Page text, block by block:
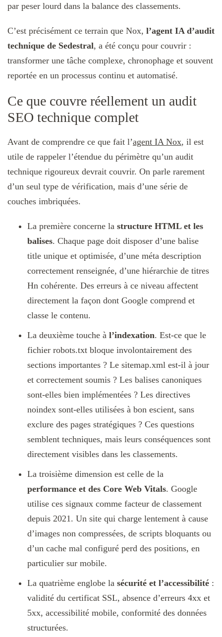
par peser lourd dans la balance des classements.
C’est précisément ce terrain que Nox, l’agent IA d’audit
technique de Sedestral, a été conçu pour couvrir :
transformer une tâche complexe, chronophage et souvent
reportée en un processus continu et automatisé.
Ce que couvre réellement un audit
SEO technique complet
Avant de comprendre ce que fait l’agent IA Nox, il est
utile de rappeler l’étendue du périmètre qu’un audit
technique rigoureux devrait couvrir. On parle rarement
d’un seul type de vérification, mais d’une série de
couches imbriquées.
La première concerne la structure HTML et les
balises. Chaque page doit disposer d’une balise
title unique et optimisée, d’une méta description
correctement renseignée, d’une hiérarchie de titres
Hn cohérente. Des erreurs à ce niveau affectent
directement la façon dont Google comprend et
classe le contenu.
La deuxième touche à l’indexation. Est-ce que le
fichier robots.txt bloque involontairement des
sections importantes ? Le sitemap.xml est-il à jour
et correctement soumis ? Les balises canoniques
sont-elles bien implémentées ? Les directives
noindex sont-elles utilisées à bon escient, sans
exclure des pages stratégiques ? Ces questions
semblent techniques, mais leurs conséquences sont
directement visibles dans les classements.
La troisième dimension est celle de la
performance et des Core Web Vitals. Google
utilise ces signaux comme facteur de classement
depuis 2021. Un site qui charge lentement à cause
d’images non compressées, de scripts bloquants ou
d’un cache mal configuré perd des positions, en
particulier sur mobile.
La quatrième englobe la sécurité et l’accessibilité :
validité du certificat SSL, absence d’erreurs 4xx et
5xx, accessibilité mobile, conformité des données
structurées.